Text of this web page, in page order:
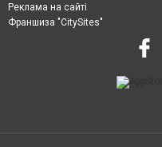
Реклама на сайті
Франшиза "CitySites"